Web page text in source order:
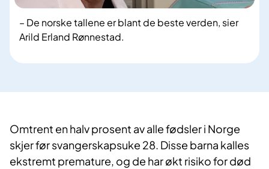
– De norske tallene er blant de beste verden, sier
Arild Erland Rønnestad.
Omtrent en halv prosent av alle fødsler i Norge
skjer før svangerskapsuke 28. Disse barna kalles
ekstremt premature, og de har økt risiko for død